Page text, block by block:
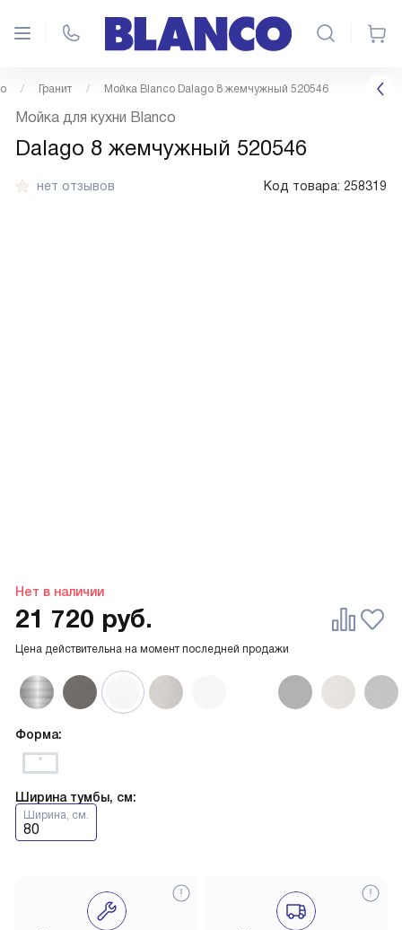
Гранит Мойка Blanco Dalago 8 жемчужный 520546
нет отзывов Код товара: 258319
Нет в наличии
Мойка для кухни Blanco
Dalago 8 жемчужный 520546
Форма:
Ширина тумбы, см:
Ширина, см.
80
Цена действительна на момент последней продажи
21 720 руб.